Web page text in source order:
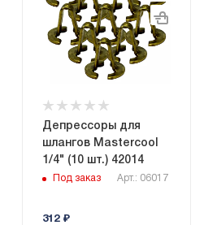
Депрессоры для
шлангов Mastercool
1/4" (10 шт.) 42014
Под заказ Арт.: 06017
312₽